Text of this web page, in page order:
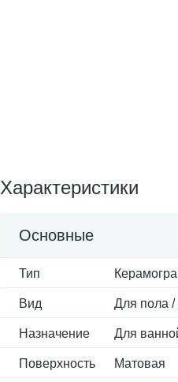
Характеристики
Основные
Тип
Вид Для пола /
Назначение Для
Поверхность Матовая